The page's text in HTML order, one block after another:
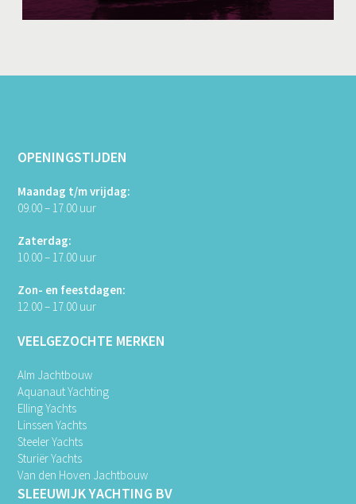
OPENINGSTIJDEN
Maandag t/m vrijdag:
09.00 – 17.00 uur
Zaterdag:
10.00 – 17.00 uur
Zon- en feestdagen:
12.00 – 17.00 uur
VEELGEZOCHTE MERKEN
Alm Jachtbouw
Aquanaut Yachting
Elling Yachts
Linssen Yachts
Steeler Yachts
Sturiër Yachts
Van den Hoven Jachtbouw
SLEEUWIJK YACHTING BV